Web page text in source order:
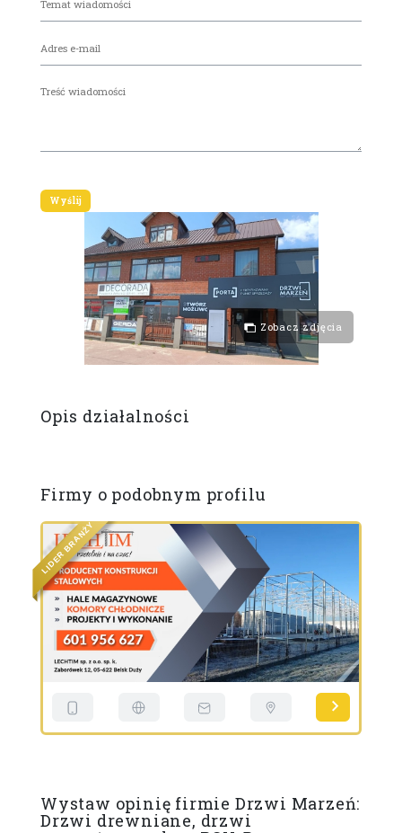
Zobacz zdjęcia
Opis działalności
Firmy o podobnym profilu
LI
DER
BRAN
Ż
Y
Wystaw opinię firmie Drzwi Marzeń:
Drzwi drewniane, drzwi